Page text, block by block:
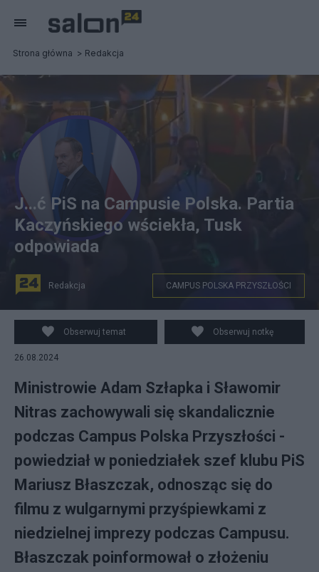
Strona główna Redakcja
Fot. X/CANVA
J...ć PiS na Campusie Polska. Partia
Kaczyńskiego wściekła, Tusk
odpowiada
Redakcja CAMPUS POLSKA PRZYSZŁOŚCI
Obserwuj temat Obserwuj notkę
26.08.2024
Ministrowie Adam Szłapka i Sławomir
Nitras zachowywali się skandalicznie
podczas Campus Polska Przyszłości -
powiedział w poniedziałek szef klubu PiS
Mariusz Błaszczak, odnosząc się do
filmu z wulgarnymi przyśpiewkami z
niedzielnej imprezy podczas Campusu.
Błaszczak poinformował o złożeniu